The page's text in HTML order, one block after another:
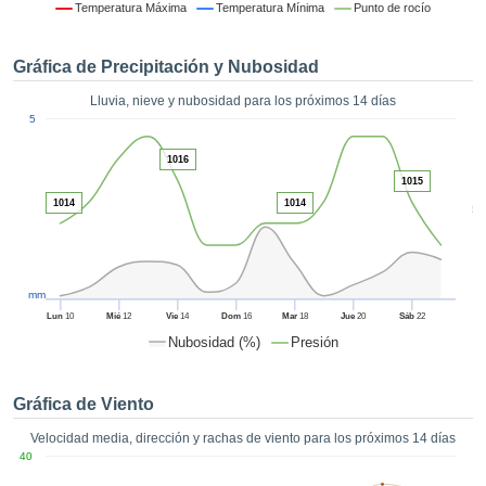
permite
el botón
ya sean
en
así como
un perfil
Temperatura Máxima Temperatura Mínima Punto de rocío
Gráfica de Precipitación y Nubosidad
Lluvia, nieve y nubosidad para los próximos 14 días
Nubosidad (%) Presión
50
Lun 10 Mié 12 Vie 14 Dom16 Mar18 Jue 20 Sáb22
5
mm
1014
1016
1014
1015
Gráfica de Viento
Velocidad media, dirección y rachas de viento para los próximos 14 días
40